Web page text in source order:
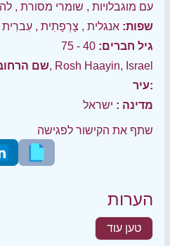
עם מוגבלויות , שומרי מסורת ,
שפות: אנגלית , צָרְפָתִית , עִברִית
גיל חברים: 40 - 75
שםה' באייר, Rosh Haayin, Israel
עיר:
מדינה : ישראל
שתף את הקישור לפגישה
הערות
טען עוד